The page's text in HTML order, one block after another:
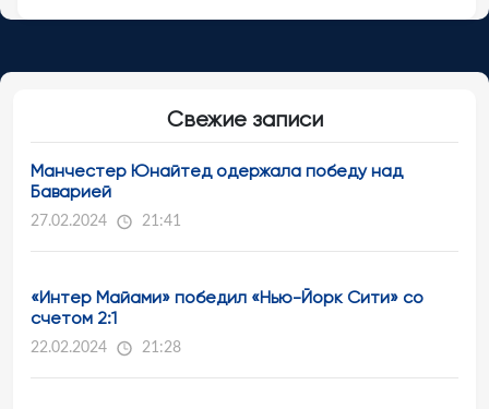
Свежие записи
Манчестер Юнайтед одержала победу над
Баварией
27.02.2024 21:41
«Интер Майами» победил «Нью-Йорк Сити» со
счетом 2:1
22.02.2024 21:28